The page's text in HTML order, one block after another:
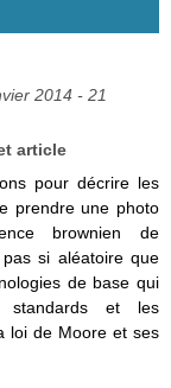
2014 - 21
pour décrire les
prendre une photo
brownien de
pas si aléatoire que
de base qui
standards et les
loi de Moore et ses